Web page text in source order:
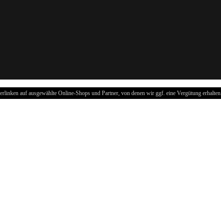
auf ausgewählte Online-Shops und Partner, von denen wir ggf. eine Vergütung erhalten.